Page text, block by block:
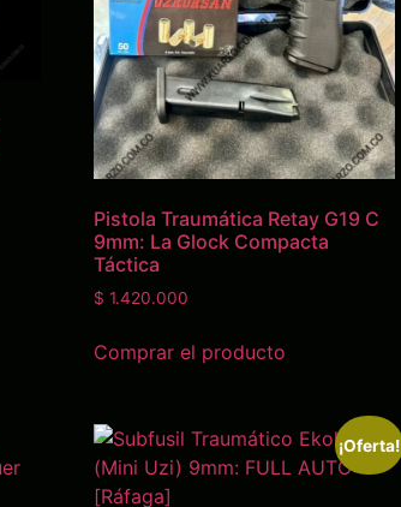
Pistola Traumática Retay G19 C
9mm: La Glock Compacta
Táctica
$ 1.420.000
Comprar el producto
¡Oferta!